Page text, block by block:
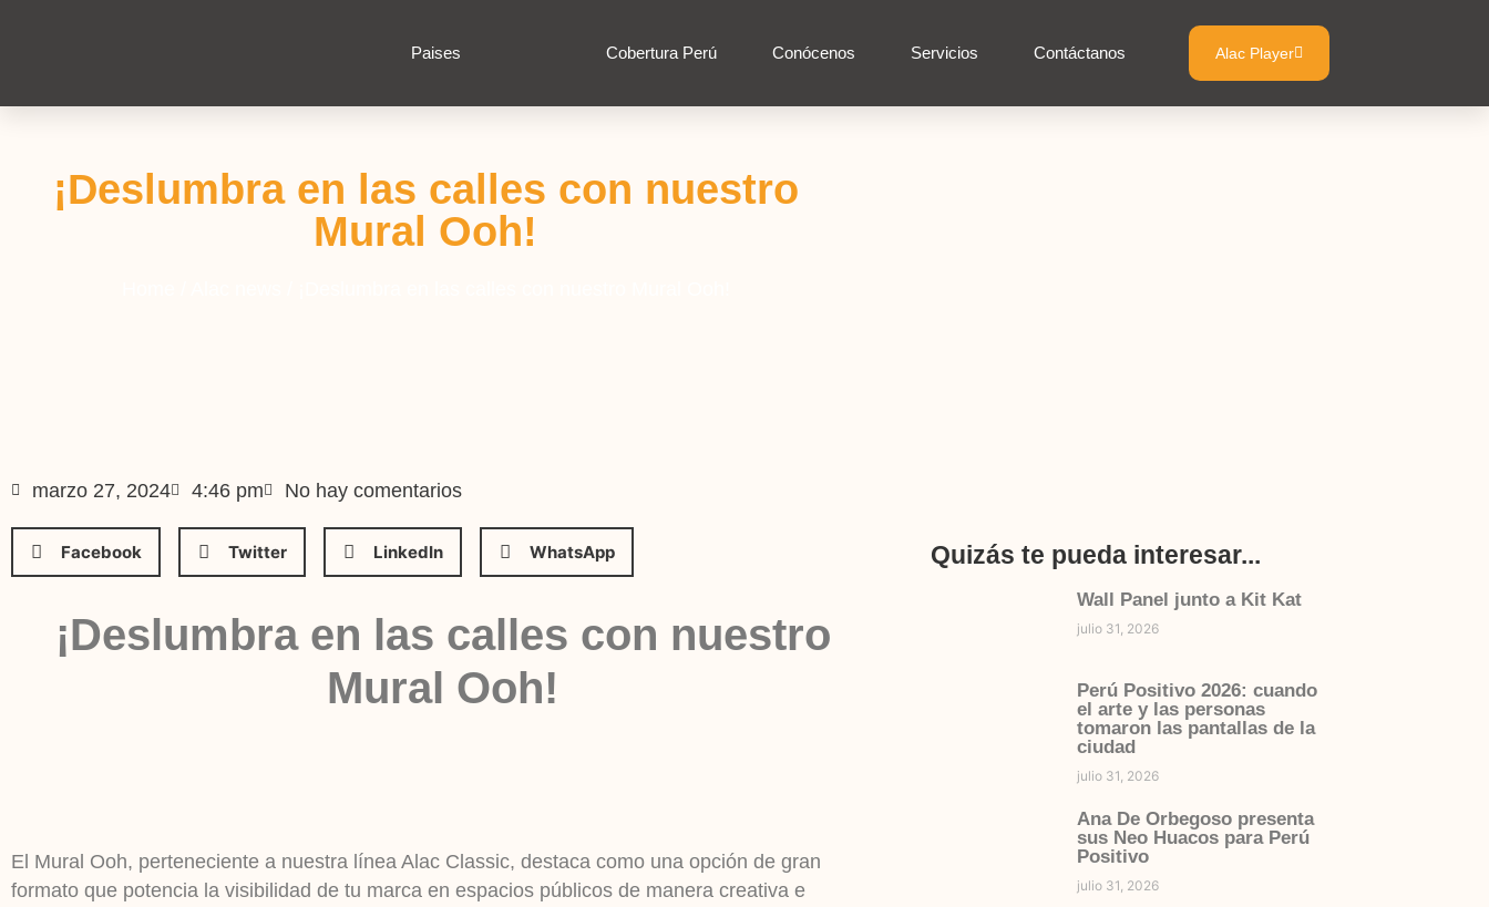
Paises Cobertura Perú Conócenos Servicios Contáctanos Alac Player
¡Deslumbra en las calles con nuestro
Mural Ooh!
marzo 27, 2024 4:46 pm No hay comentarios
Facebook Twitter LinkedIn WhatsApp
¡Deslumbra en las calles con nuestro
Mural Ooh!
El Mural Ooh, perteneciente a nuestra línea Alac Classic, destaca como una opción de gran
formato que potencia la visibilidad de tu marca en espacios públicos de manera creativa e
Quizás te pueda interesar...
Wall Panel junto a Kit Kat
julio 31, 2026
Perú Positivo 2026: cuando
el arte y las personas
tomaron las pantallas de la
ciudad
julio 31, 2026
Ana De Orbegoso presenta
sus Neo Huacos para Perú
Positivo
julio 31, 2026